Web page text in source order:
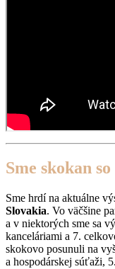
Sme skokan
Sme hrdí na aktuálne
Slovakia. Vo väčšine
a v niektorých sme sa
kanceláriami a 7.
skokovo posunuli na
a hospodárskej súťaži,